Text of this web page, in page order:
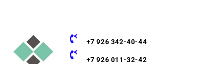
+7 926 342-40-44
+7 926 011-32-42